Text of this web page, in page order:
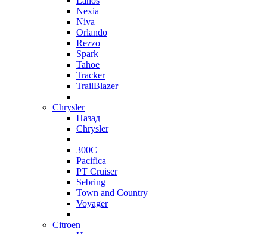
Nexia
Niva
Orlando
Rezzo
Spark
Tahoe
Tracker
TrailBlazer
Chrysler
Назад
Chrysler
300C
Pacifica
PT Cruiser
Sebring
Town and Country
Voyager
Citroen